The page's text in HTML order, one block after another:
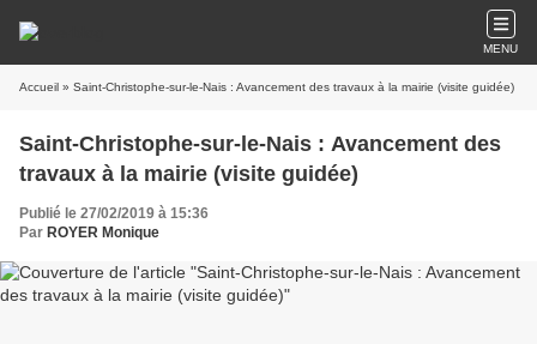
MENU
Accueil » Saint-Christophe-sur-le-Nais : Avancement des travaux à la mairie (visite guidée)
Saint-Christophe-sur-le-Nais : Avancement des
travaux à la mairie (visite guidée)
Publié le 27/02/2019 à 15:36
Par ROYER Monique